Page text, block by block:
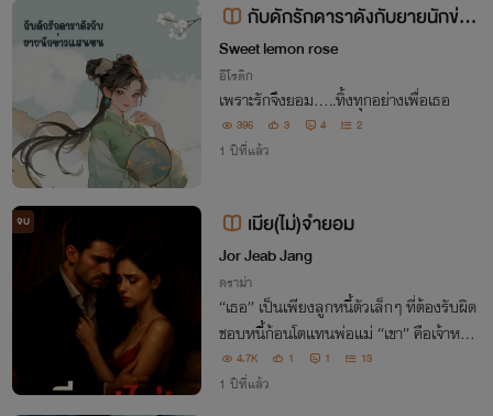
กับดักรักดาราดังกับยายนักข่าว
แสนซน
Sweet lemon rose
อีโรติก
เพราะรักจึงยอม.....ทิ้งทุกอย่างเพื่อเธอ
396 3 4 2
1 ปีที่แล้ว
จบ เมีย(ไม่)จำยอม
Jor Jeab Jang
ดราม่า
“เธอ” เป็นเพียงลูกหนี้ตัวเล็กๆ ที่ต้องรับผิด
ชอบหนี้ก้อนโตแทนพ่อแม่ “เขา” คือเจ้าหนี้สุ
ดหล่อแต่เย็นชา เย่อหยิ่ง และไร้หัวใจ เมื่อไ
ม่มีเงินใช้หนี้ เธอจึงยอมเป็น “นางบำเรอ” ใ
4.7K 1 1 13
1 ปีที่แล้ว